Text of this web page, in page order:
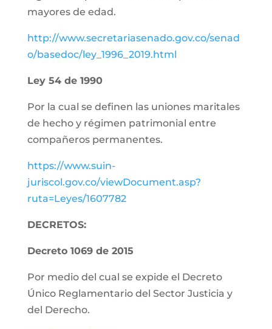
mayores de edad.
http://www.secretariasenado.gov.co/senad
o/basedoc/ley_1996_2019.html
Ley 54 de 1990
Por la cual se definen las uniones maritales
de hecho y régimen patrimonial entre
compañeros permanentes.
https://www.suin-
juriscol.gov.co/viewDocument.asp?
ruta=Leyes/1607782
DECRETOS:
Decreto 1069 de 2015
Por medio del cual se expide el Decreto
Único Reglamentario del Sector Justicia y
del Derecho.